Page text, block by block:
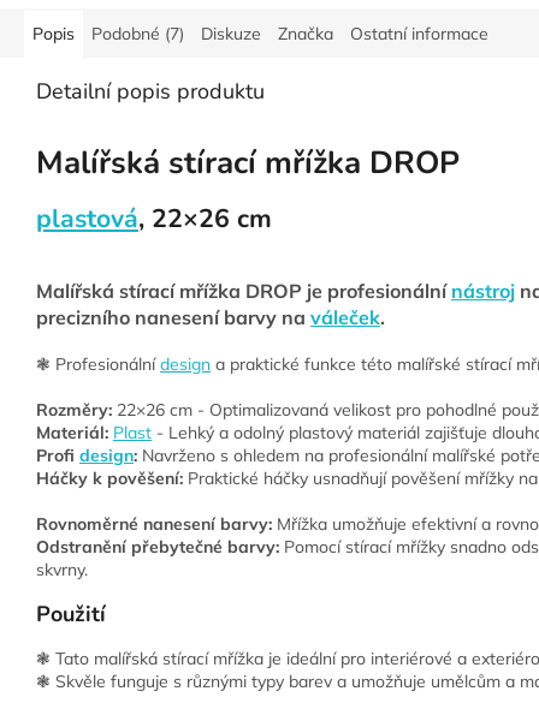
Popis Podobné (7) Diskuze Značka Ostatní informace
Detailní popis produktu
Malířská stírací mřížka DROP
plastová, 22×26 cm
Malířská stírací mřížka DROP je profesionální nástroj
precizního nanesení barvy na váleček.
❃ Profesionálnídesign a praktické funkce této malířské stírací
Rozměry: 22×26 cm - Optimalizovaná velikost pro pohodlné
Materiál: Plast - Lehký a odolný plastový materiál zajišťuje
Profi design: Navrženo s ohledem na profesionální malířské
Háčky k pověšení: Praktické háčky usnadňují pověšení mřížky
Rovnoměrné nanesení barvy: Mřížka umožňuje efektivní a
Odstranění přebytečné barvy: Pomocí stírací mřížky snadno
skvrny.
Použití
❃ Tato malířská stírací mřížka je ideální pro interiérové a
❃ Skvěle funguje s různými typy barev a umožňuje umělcům a